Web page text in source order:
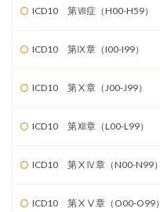
ICD10 第Ⅶ症（H00-H59）
ICD10 第Ⅸ章（I00-I99）
ICD10 第Ⅹ章（J00-J99）
ICD10 第Ⅻ章（L00-L99）
ICD10 第ⅩⅣ章（N00-N99）
ICD10 第ⅩⅤ章（O00-O99）